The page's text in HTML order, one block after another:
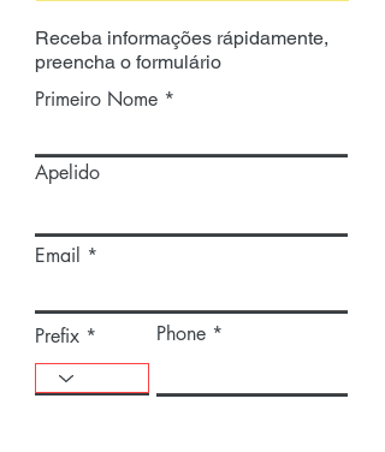
Receba informações rápidamente,
preencha o formulário
Primeiro Nome
Apelido
Email
Prefix Phone